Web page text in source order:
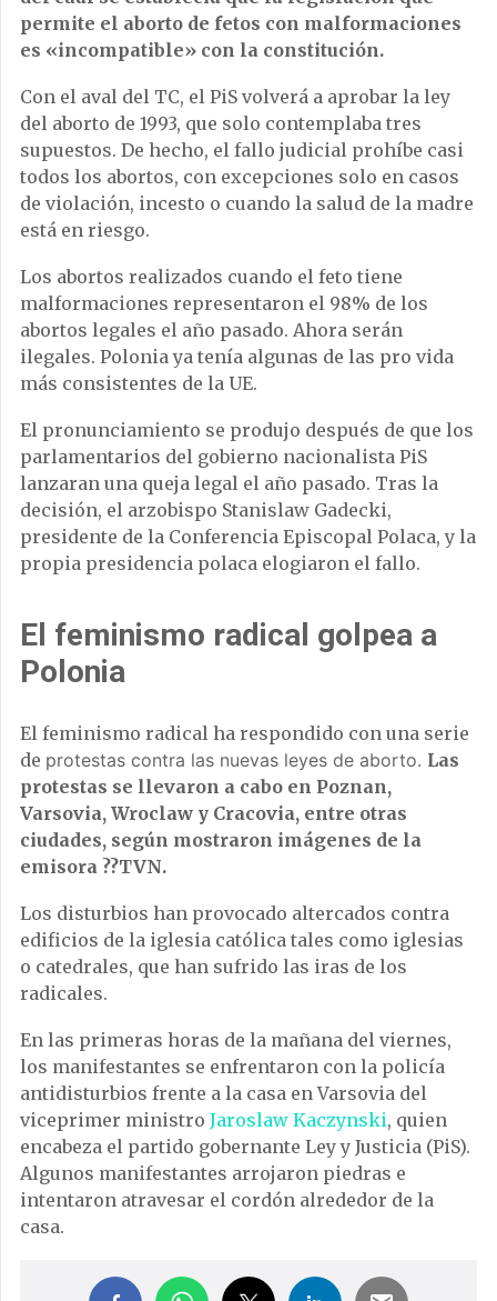
permite el aborto de fetos con malformaciones
es «incompatible» con la constitución.
Con el aval del TC, el PiS volverá a aprobar la ley
del aborto de 1993, que solo contemplaba tres
supuestos. De hecho, el fallo judicial prohíbe casi
todos los abortos, con excepciones solo en casos
de violación, incesto o cuando la salud de la madre
está en riesgo.
Los abortos realizados cuando el feto tiene
malformaciones representaron el 98% de los
abortos legales el año pasado. Ahora serán
ilegales. Polonia ya tenía algunas de las pro vida
más consistentes de la UE.
El pronunciamiento se produjo después de que los
parlamentarios del gobierno nacionalista PiS
lanzaran una queja legal el año pasado. Tras la
decisión, el arzobispo Stanislaw Gadecki,
presidente de la Conferencia Episcopal Polaca, y la
propia presidencia polaca elogiaron el fallo.
El feminismo radical golpea a
Polonia
El feminismo radical ha respondido con una serie
de protestas contra las nuevas leyes de aborto. Las
protestas se llevaron a cabo en Poznan,
Varsovia, Wroclaw y Cracovia, entre otras
ciudades, según mostraron imágenes de la
emisora ??TVN.
Los disturbios han provocado altercados contra
edificios de la iglesia católica tales como iglesias
o catedrales, que han sufrido las iras de los
radicales.
En las primeras horas de la mañana del viernes,
los manifestantes se enfrentaron con la policía
antidisturbios frente a la casa en Varsovia del
viceprimer ministro Jaroslaw Kaczynski, quien
encabeza el partido gobernante Ley y Justicia (PiS).
Algunos manifestantes arrojaron piedras e
intentaron atravesar el cordón alrededor de la
casa.